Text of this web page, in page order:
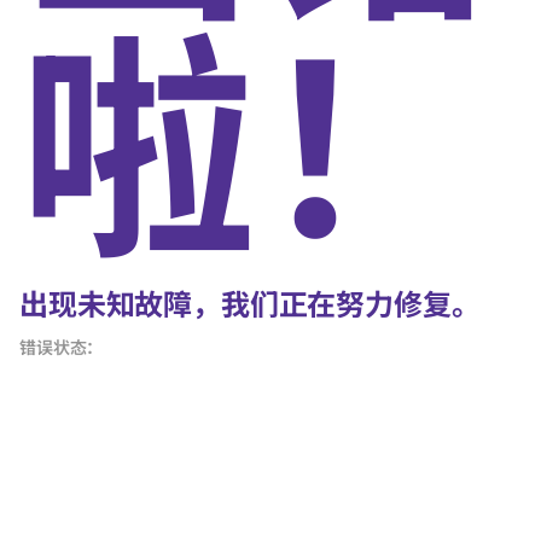
啦！
出现未知故障，我们正在努力修复。
错误状态：